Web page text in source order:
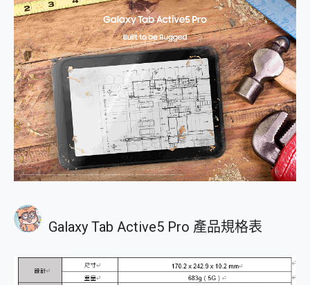
Galaxy Tab Active5 Pro 產品規格表